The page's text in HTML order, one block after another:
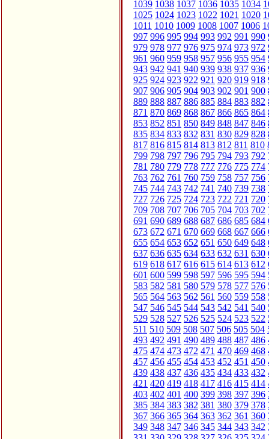
1039 1038 1037 1036 1035 1034
1025 1024 1023 1022 1021 1020
1011 1010 1009 1008 1007 1006
997 996 995 994 993 992 991 990
979 978 977 976 975 974 973 972
961 960 959 958 957 956 955 954
943 942 941 940 939 938 937 936
925 924 923 922 921 920 919 918
907 906 905 904 903 902 901 900
889 888 887 886 885 884 883 882
871 870 869 868 867 866 865 864
853 852 851 850 849 848 847 846
835 834 833 832 831 830 829 828
817 816 815 814 813 812 811 810
799 798 797 796 795 794 793 792
781 780 779 778 777 776 775 774
763 762 761 760 759 758 757 756
745 744 743 742 741 740 739 738
727 726 725 724 723 722 721 720
709 708 707 706 705 704 703 702
691 690 689 688 687 686 685 684
673 672 671 670 669 668 667 666
655 654 653 652 651 650 649 648
637 636 635 634 633 632 631 630
619 618 617 616 615 614 613 612
601 600 599 598 597 596 595 594
583 582 581 580 579 578 577 576
565 564 563 562 561 560 559 558
547 546 545 544 543 542 541 540
529 528 527 526 525 524 523 522
511 510 509 508 507 506 505 504
493 492 491 490 489 488 487 486
475 474 473 472 471 470 469 468
457 456 455 454 453 452 451 450
439 438 437 436 435 434 433 432
421 420 419 418 417 416 415 414
403 402 401 400 399 398 397 396
385 384 383 382 381 380 379 378
367 366 365 364 363 362 361 360
349 348 347 346 345 344 343 342